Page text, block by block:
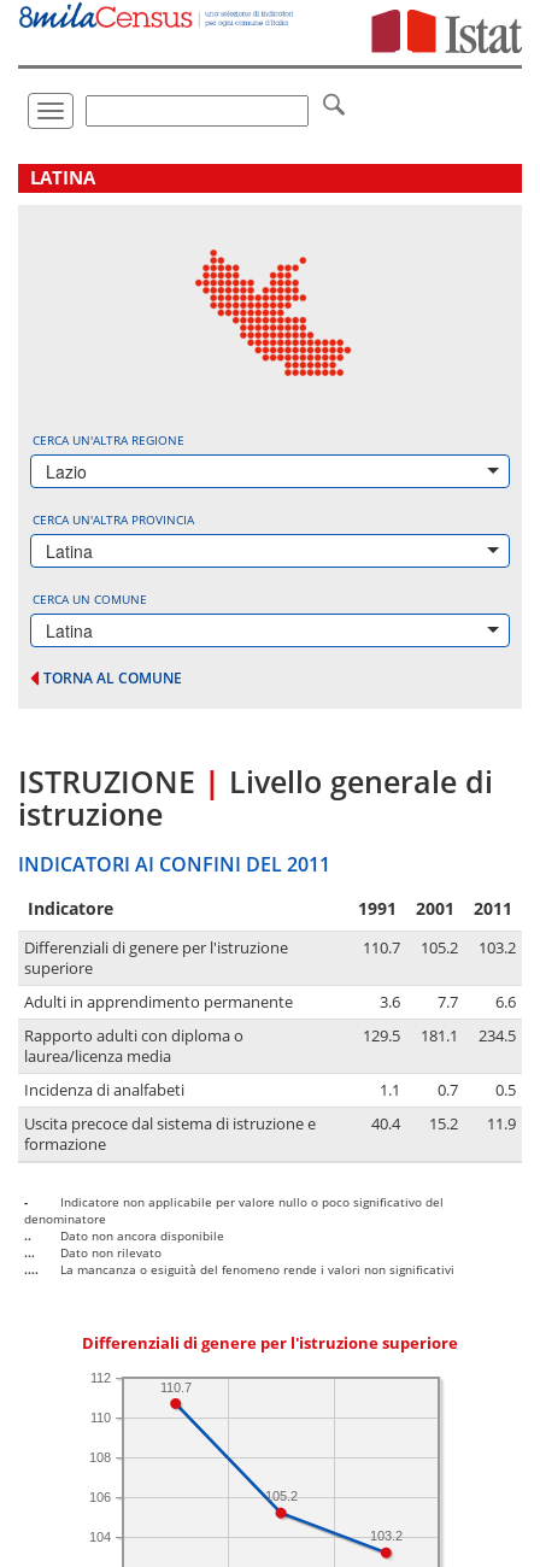
Vai
direttamente
Toggle
navigation
LATINA
CERCA UN'ALTRA REGIONE
Lazio
CERCA UN'ALTRA PROVINCIA
Latina
CERCA UN COMUNE
Latina
TORNA AL COMUNE
ISTRUZIONE | Livello generale di
istruzione
INDICATORI AI CONFINI DEL 2011
Indicatore 1991 2001 2011
Differenziali di genere per l'istruzione
superiore
110.7 105.2 103.2
Adulti in apprendimento permanente 3.6 7.7
6.6
Rapporto adulti con diploma o
laurea/licenza media
129.5 181.1 234.5
Incidenza di analfabeti 1.1 0.7
0.5
Uscita precoce dal sistema di istruzione e
formazione
40.4 15.2 11.9
-
Indicatore non applicabile per valore nullo o poco significativo del
denominatore
..
Dato non ancora disponibile
...
Dato non rilevato
....
La mancanza o esiguità del fenomeno rende i valori non significativi
Differenziali di genere per l'istruzione superiore
104
106
108
110
112
103.2
105.2
110.7